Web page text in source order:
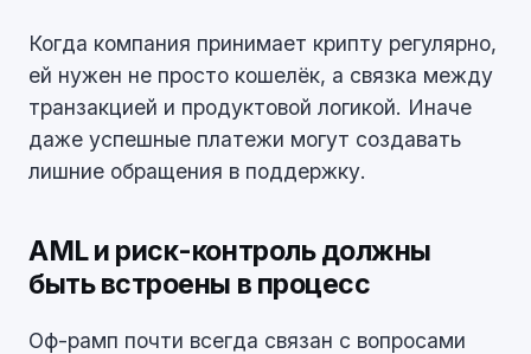
Когда компания принимает крипту регулярно,
ей нужен не просто кошелёк, а связка между
транзакцией и продуктовой логикой. Иначе
даже успешные платежи могут создавать
лишние обращения в поддержку.
AML и риск-контроль должны
быть встроены в процесс
Оф-рамп почти всегда связан с вопросами